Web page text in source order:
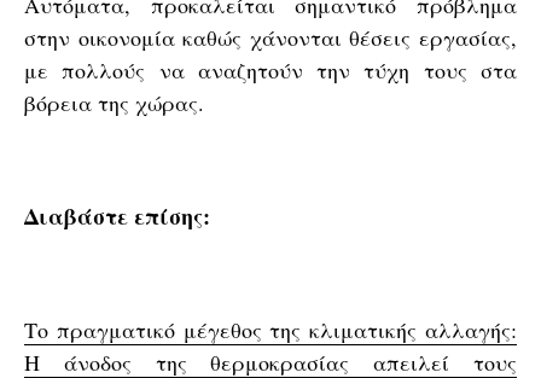
στην οικονομία καθώς χάνονται θέσεις εργασίας,
με πολλούς να αναζητούν την τύχη τους στα
βόρεια της χώρας.
Διαβάστε επίσης:
Το πραγματικό μέγεθος της κλιματικής αλλαγής:
Η άνοδος της θερμοκρασίας απειλεί τους